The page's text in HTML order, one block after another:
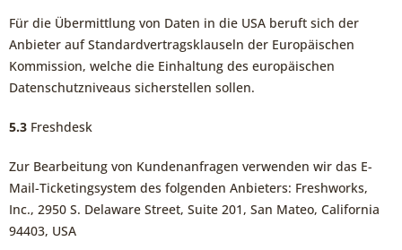
Für die Übermittlung von Daten in die USA beruft sich der
Anbieter auf Standardvertragsklauseln der Europäischen
Kommission, welche die Einhaltung des europäischen
Datenschutzniveaus sicherstellen sollen.
5.3 Freshdesk
Zur Bearbeitung von Kundenanfragen verwenden wir das E-
Mail-Ticketingsystem des folgenden Anbieters: Freshworks,
Inc., 2950 S. Delaware Street, Suite 201, San Mateo, California
94403, USA